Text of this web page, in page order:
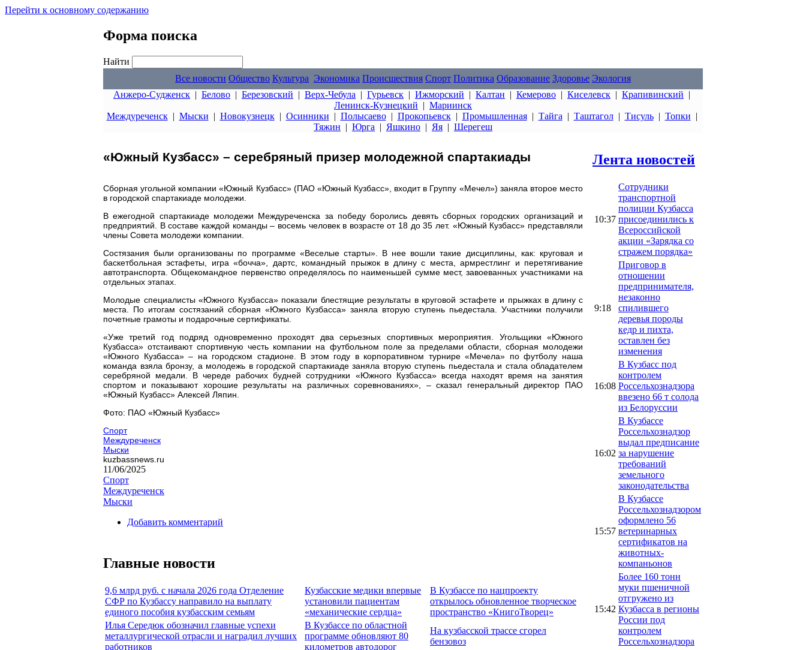
Перейти к основному содержанию
Форма поиска
Найти
Все новости Общество Культура Экономика Происшествия Спорт Политика Образование Здоровье Экология
Анжеро-Судженск | Белово | Березовский | Верх-Чебула | Гурьевск | Ижморский | Калтан | Кемерово | Киселевск | Крапивинский |
Ленинск-Кузнецкий | Мариинск
Междуреченск| Мыски | Новокузнецк| Осинники | Полысаево| Прокопьевск| Промышленная| Тайга | Таштагол| Тисуль| Топки |
Тяжин | Юрга | Яшкино | Яя | Шерегеш
«Южный Кузбасс» – серебряный призер молодежной спартакиады
Сборная угольной компании «Южный Кузбасс» (ПАО «Южный Кузбасс», входит в Группу «Мечел») заняла второе место
в городской спартакиаде молодежи.
В ежегодной спартакиаде молодежи Междуреченска за победу боролись девять сборных городских организаций и
предприятий. В составе каждой команды – восемь человек в возрасте от 18 до 35 лет. «Южный Кузбасс» представляли
члены Совета молодежи компании.
Состязания были организованы по программе «Веселые старты». В нее вошли такие дисциплины, как: круговая и
баскетбольная эстафеты, игра «бочча», дартс, командный прыжок в длину с места, армрестлинг и перетягивание
автотранспорта. Общекомандное первенство определялось по наименьшей сумме мест, завоеванных участниками на
отдельных этапах.
Молодые специалисты «Южного Кузбасса» показали блестящие результаты в круговой эстафете и прыжках в длину с
места. По итогам состязаний сборная «Южного Кузбасса» заняла вторую ступень пьедестала. Участники получили
почетные грамоты и подарочные сертификаты.
«Уже третий год подряд одновременно проходят два серьезных спортивных мероприятия. Угольщики «Южного
Кузбасса» отстаивают спортивную честь компании на футбольном поле за пределами области, сборная молодежи
«Южного Кузбасса» – на городском стадионе. В этом году в корпоративном турнире «Мечела» по футболу наша
команда взяла бронзу, а молодежь в городской спартакиаде заняла вторую ступень пьедестала и стала обладателем
серебряной медали. В череде рабочих будней сотрудники «Южного Кузбасса» всегда находят время на занятия
спортом и показывают хорошие результаты на различных соревнованиях», – сказал генеральный директор ПАО
«Южный Кузбасс» Алексей Ляпин.
Фото: ПАО «Южный Кузбасс»
Спорт
Междуреченск
Мыски
kuzbassnews.ru
11/06/2025
Спорт
Междуреченск
Мыски
Добавить комментарий
Главные новости
9,6 млрд руб. с начала 2026 года Отделение
СФР по Кузбассу направило на выплату
единого пособия кузбасским семьям
Кузбасские медики впервые
установили пациентам
«механические сердца»
В Кузбассе по нацпроекту
открылось обновленное творческое
пространство «КнигоТворец»
Илья Середюк обозначил главные успехи
металлургической отрасли и наградил лучших
работников
В Кузбассе по областной
программе обновляют 80
километров автодорог
На кузбасской трассе сгорел
бензовоз
Лента новостей
10:37
Сотрудники
транспортной
полиции Кузбасса
присоединились к
Всероссийской
акции «Зарядка со
стражем порядка»
9:18
Приговор в
отношении
предпринимателя,
незаконно
спилившего
деревья породы
кедр и пихта,
оставлен без
изменения
16:08
В Кузбасс под
контролем
Россельхознадзора
ввезено 66 т солода
из Белоруссии
16:02
В Кузбассе
Россельхознадзор
выдал предписание
за нарушение
требований
земельного
законодательства
15:57
В Кузбассе
Россельхознадзором
оформлено 56
ветеринарных
сертификатов на
животных-
компаньонов
15:42
Более 160 тонн
муки пшеничной
отгружено из
Кузбасса в регионы
России под
контролем
Россельхознадзора